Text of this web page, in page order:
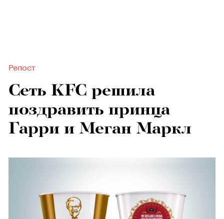
Репост
Сеть KFC решила
поздравить принца
Гарри и Меган Маркл